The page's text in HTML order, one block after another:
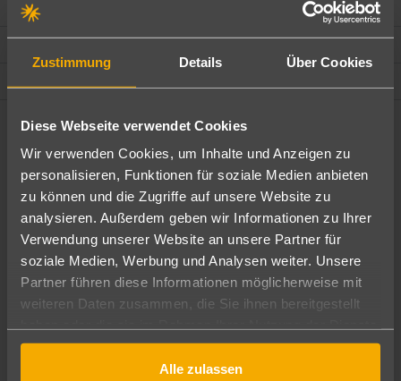
Zustimmung Details Über Cookies
Diese Webseite verwendet Cookies
Wir verwenden Cookies, um Inhalte und Anzeigen zu
personalisieren, Funktionen für soziale Medien anbieten
zu können und die Zugriffe auf unsere Website zu
analysieren. Außerdem geben wir Informationen zu Ihrer
Verwendung unserer Website an unsere Partner für
soziale Medien, Werbung und Analysen weiter. Unsere
Partner führen diese Informationen möglicherweise mit
weiteren Daten zusammen, die Sie ihnen bereitgestellt
gesammelt haben.
Alle zulassen
Bewertungen
Ändere die Kriterien nach deinen Wünschen
Pauschal Nur Hotel
Abflughafen
Alle Abflughäfen
10.08.26–08.08.27 7-21 Nächte